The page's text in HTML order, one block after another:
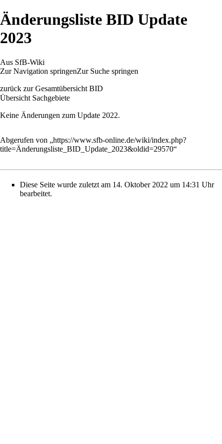
Änderungsliste BID Update
2023
Aus SfB-Wiki
Zur Navigation springenZur Suche springen
zurück zurGesamtübersicht BID
Übersicht Sachgebiete
Keine Änderungen zum Update 2022.
Abgerufen von „https://www.sfb-online.de/wiki/index.php?
title=Änderungsliste_BID_Update_2023&oldid=29570“
Diese Seite wurde zuletzt am 14. Oktober 2022 um 14:31 Uhr
bearbeitet.